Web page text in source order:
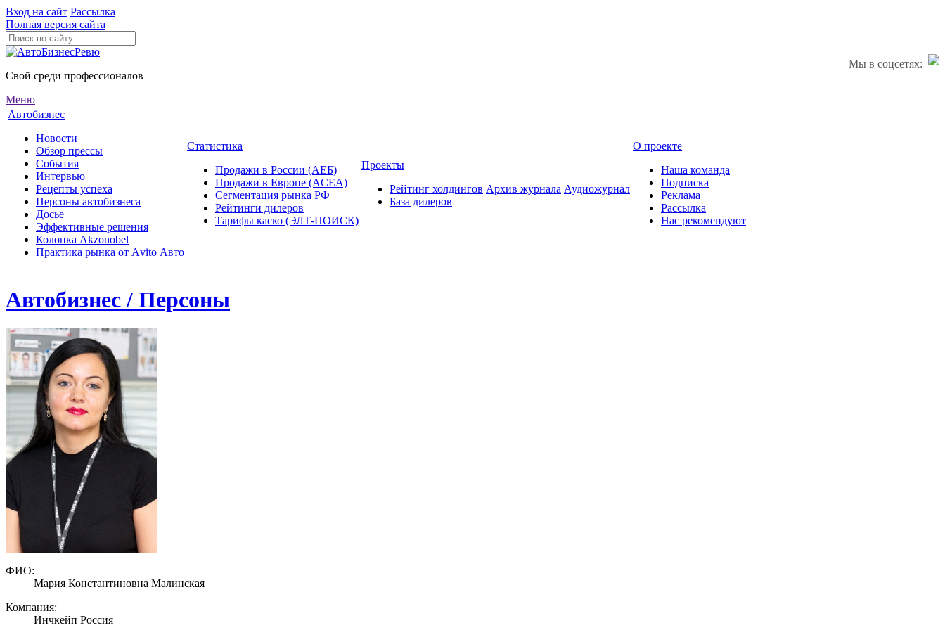
Вход на сайт Рассылка
Полная версия сайта
Мы в соцсетях:
Свой среди профессионалов
Меню
Автобизнес
Новости
Обзор прессы
События
Интервью
Рецепты успеха
Персоны автобизнеса
Досье
Эффективные решения
Колонка Akzonobel
Практика рынка от Аvito Авто
Статистика
Продажи в России (АЕБ)
Продажи в Европе (ACEA)
Сегментация рынка РФ
Рейтинги дилеров
Тарифы каско (ЭЛТ-ПОИСК)
Проекты
Рейтинг холдингов
База дилеров
Архив журнала Аудиожурнал
О проекте
Наша команда
Подписка
Реклама
Рассылка
Нас рекомендуют
Автобизнес / Персоны
ФИО:
Мария Константиновна Малинская
Компания:
Инчкейп Россия